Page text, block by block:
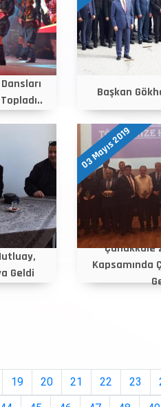
Başkan
Geldi
03 Mayıs 2019
Çanakkale
Kapsamında
19 20 21 22 23